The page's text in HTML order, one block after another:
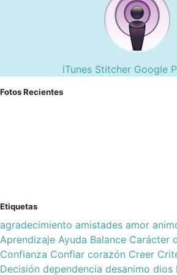
iTunes Stitcher Google
Fotos Recientes
Etiquetas
agradecimiento amistades amor
Aprendizaje Ayuda Balance Carácter
Confianza Confiar corazón Creer
Decisión dependencia desanimo dios